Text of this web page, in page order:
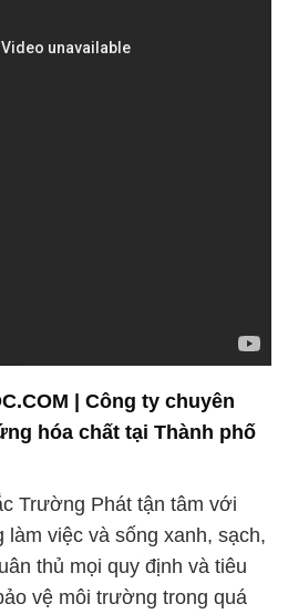
| Công ty chuyên
hóa chất tại Thành phố
Trường Phát tận tâm với
việc và sống xanh, sạch,
thủ mọi quy định và tiêu
vệ môi trường trong quá